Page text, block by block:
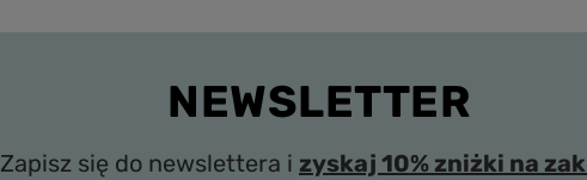
NEWSLETTER
Zapisz się do newslettera i zyskaj 10% zniżki na